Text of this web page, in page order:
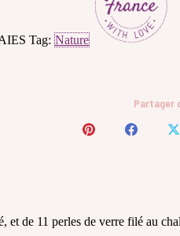
Tag: Nature
Partager
Share
Share
et de 11 perles de verre filé au